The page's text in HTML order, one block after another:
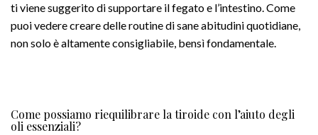
ti viene suggerito di supportare il fegato e l’intestino. Come
puoi vedere creare delle routine di sane abitudini quotidiane,
non solo è altamente consigliabile, bensì fondamentale.
Come possiamo riequilibrare la tiroide con l’aiuto degli
oli essenziali?